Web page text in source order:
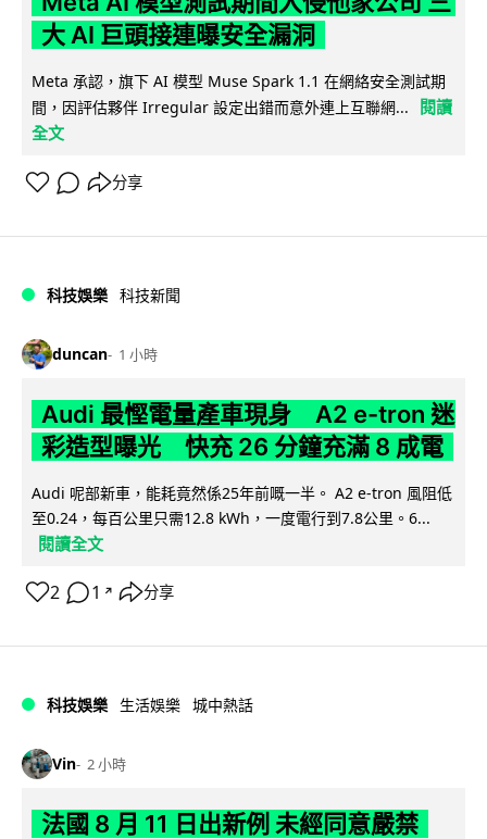
大 AI 巨頭接連曝安全漏洞
Meta 承認，旗下 AI 模型 Muse Spark 1.1 在網絡安全測試期
間，因評估夥伴 Irregular 設定出錯而意外連上互聯網...
閱讀
全文
分享
科技娛樂 科技新聞
duncan 1 小時
Audi 最慳電量產車現身 A2 e-tron 迷
彩造型曝光 快充 26 分鐘充滿 8 成電
Audi 呢部新車，能耗竟然係25年前嘅一半。 A2 e-tron 風阻低
至0.24，每百公里只需12.8 kWh，一度電行到7.8公里。6...
閱讀全文
2 1 ↗ 分享
科技娛樂 生活娛樂 城中熱話
Vin 2 小時
法國 8 月 11 日出新例 未經同意嚴禁